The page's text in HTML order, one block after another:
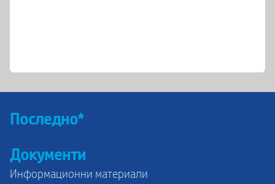
Последно*
Документи
Информационни материали